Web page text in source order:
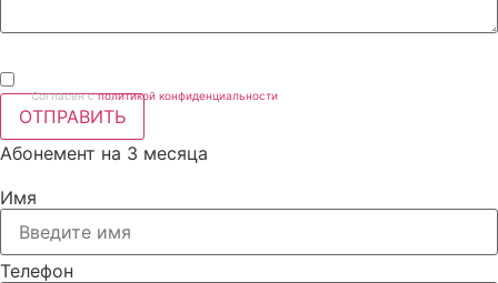
Согласен с политикой конфиденциальности
ОТПРАВИТЬ
Абонемент на 3 месяца
Имя
Телефон